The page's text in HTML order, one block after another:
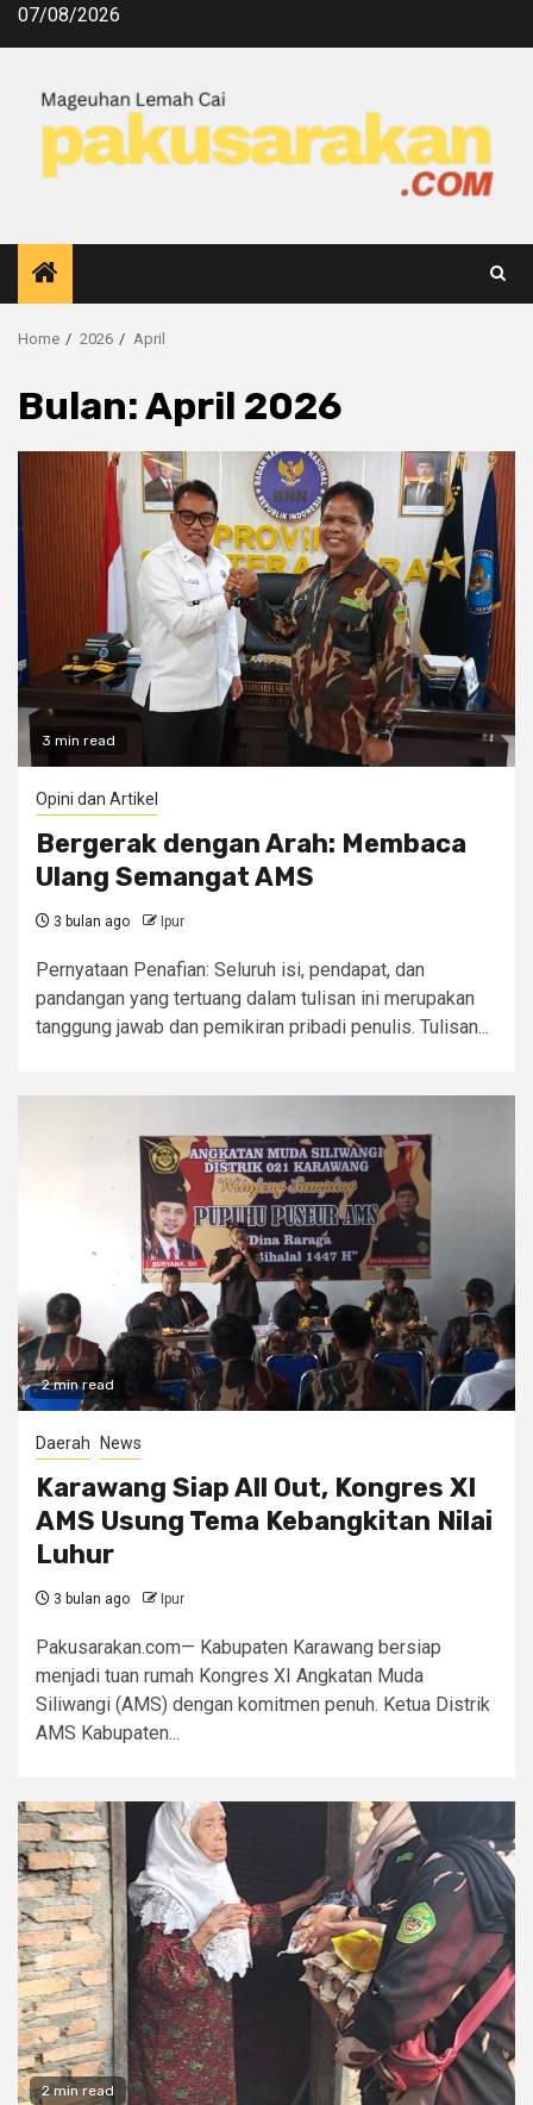
07/08/2026
Home 2026 April
Bulan:April 2026
3 min read
Opini dan Artikel
Bergerak dengan Arah: Membaca
Ulang Semangat AMS
3 bulan ago Ipur
Pernyataan Penafian: ‎Seluruh isi, pendapat, dan
pandangan yang tertuang dalam tulisan ini merupakan
tanggung jawab dan pemikiran pribadi penulis. Tulisan...
2 min read
Daerah News
Karawang Siap All Out, Kongres XI
AMS Usung Tema Kebangkitan Nilai
Luhur
3 bulan ago Ipur
Pakusarakan.com— Kabupaten Karawang bersiap
menjadi tuan rumah Kongres XI Angkatan Muda
Siliwangi (AMS) dengan komitmen penuh. Ketua Distrik
AMS Kabupaten...
2 min read